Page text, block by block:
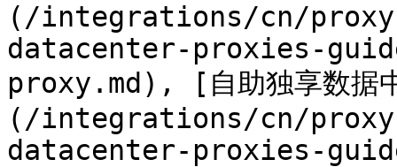
(/integrations/cn/
datacenter-proxies-
proxy.md), [自助独享数据
(/integrations/cn/
datacenter-proxies-